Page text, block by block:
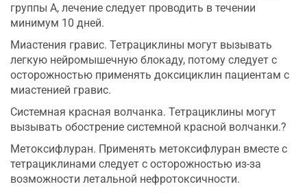
группы А, лечение следует проводить в течении
минимум 10 дней.
Миастения гравис. Тетрациклины могут вызывать
легкую нейромышечную блокаду, потому следует с
осторожностью применять доксициклин пациентам с
миастенией гравис.
Системная красная волчанка. Тетрациклины могут
вызывать обострение системной красной волчанки.?
Метоксифлуран. Применять метоксифлуран вместе с
тетрациклинами следует с осторожностью из-за
возможности летальной нефротоксичности.